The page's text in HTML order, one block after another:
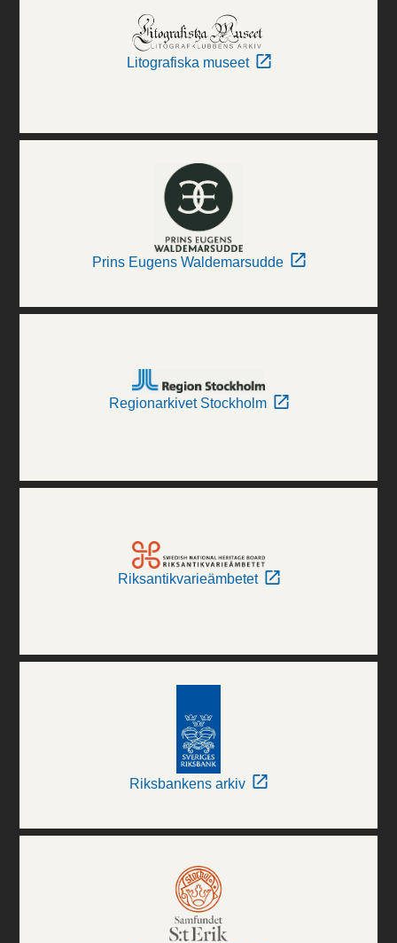
Litografiska museet
Prins Eugens Waldemarsudde
Regionarkivet Stockholm
Riksantikvarieämbetet
Riksbankens arkiv